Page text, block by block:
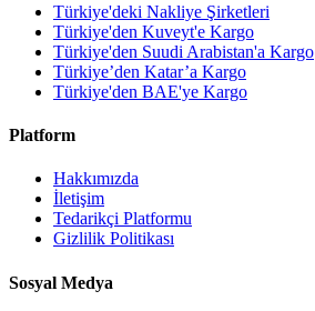
Türkiye'deki Nakliye Şirketleri
Türkiye'den Kuveyt'e Kargo
Türkiye'den Suudi Arabistan'a Kargo
Türkiye’den Katar’a Kargo
Türkiye'den BAE'ye Kargo
Platform
Hakkımızda
İletişim
Tedarikçi Platformu
Gizlilik Politikası
Sosyal Medya